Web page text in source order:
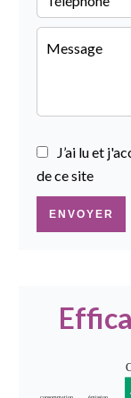
J’ai lu et
de ce site
ENVOYER